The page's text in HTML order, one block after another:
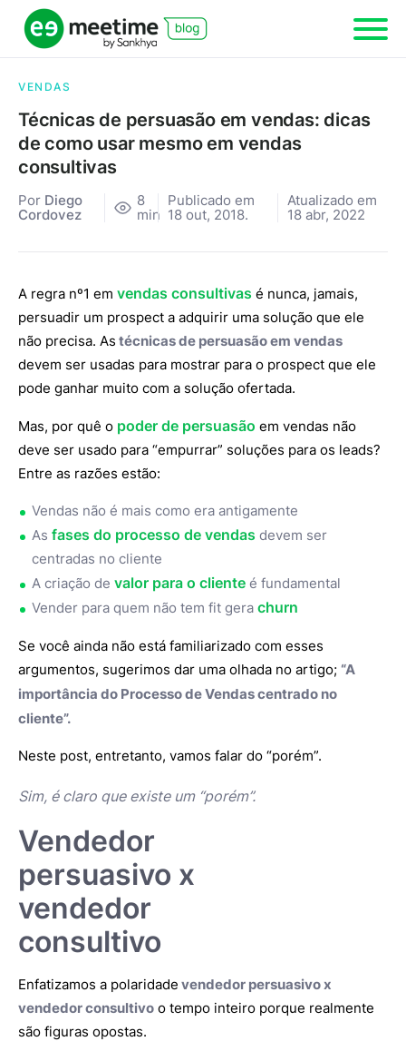
VENDAS
Técnicas de persuasão em vendas: dicas
de como usar mesmo em vendas
consultivas
Por Diego
Cordovez
8
min
Publicado em
18 out, 2018.
Atualizado em
18 abr, 2022
A regra nº1 em vendas consultivas é nunca, jamais,
persuadir um prospect a adquirir uma solução que ele
não precisa. As técnicas de persuasão em vendas
devem ser usadas para mostrar para o prospect que ele
pode ganhar muito com a solução ofertada.
Mas, por quê o poder de persuasão em vendas não
deve ser usado para “empurrar” soluções para os leads?
Entre as razões estão:
Vendas não é mais como era antigamente
As fases do processo de vendas devem ser
centradas no cliente
A criação de valor para o cliente é fundamental
Vender para quem não tem fit gera churn
Se você ainda não está familiarizado com esses
argumentos, sugerimos dar uma olhada no artigo; “A
importância do Processo de Vendas centrado no
cliente”.
Neste post, entretanto, vamos falar do “porém”.
Sim, é claro que existe um “porém”.
Vendedor
persuasivo x
vendedor
consultivo
Enfatizamos a polaridade vendedor persuasivo x
vendedor consultivo o tempo inteiro porque realmente
são figuras opostas.